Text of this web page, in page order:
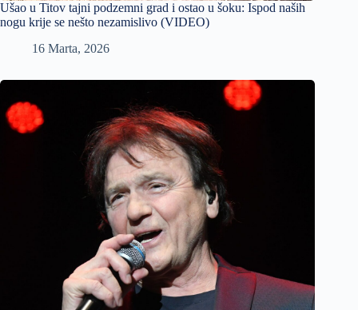
Ušao u Titov tajni podzemni grad i ostao u šoku: Ispod naših
nogu krije se nešto nezamislivo (VIDEO)
16 Marta, 2026